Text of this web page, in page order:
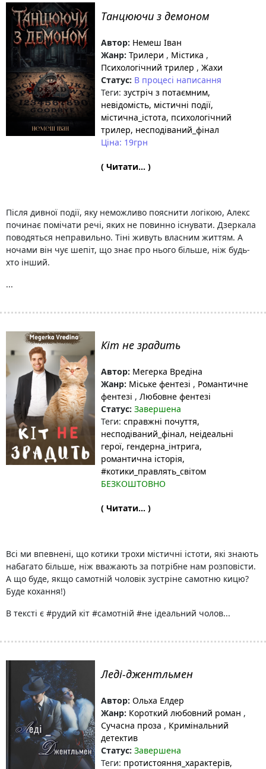
Танцюючи з демоном
Автор: Немеш Іван
Жанр: Трилери , Містика ,
Психологічний трилер , Жахи
Статус: В процесі написання
Теги: зустріч з потаємним,
невідомість, містичні події,
містична_істота, психологічний
трилер, несподіваний_фінал
Ціна: 19грн
( Читати... )
Після дивної події, яку неможливо пояснити логікою, Алекс
починає помічати речі, яких не повинно існувати. Дзеркала
поводяться неправильно. Тіні живуть власним життям. А
ночами він чує шепіт, що знає про нього більше, ніж будь-
хто інший.
...
Кіт не зрадить
Автор: Мегерка Вредіна
Жанр: Міське фентезі , Романтичне
фентезі , Любовне фентезі
Статус: Завершена
Теги: справжні почуття,
несподіваний_фінал, неідеальні
герої, гендерна_інтрига,
романтична історія,
#котики_правлять_світом
БЕЗКОШТОВНО
( Читати... )
Всі ми впевнені, що котики трохи містичні істоти, які знають
набагато більше, ніж вважають за потрібне нам розповісти.
А що буде, якщо самотній чоловік зустріне самотню кицю?
Буде кохання!)
В тексті є #рудий кіт #самотній #не ідеальний чолов...
Леді-джентльмен
Автор: Ольха Елдер
Жанр: Короткий любовний роман ,
Сучасна проза , Кримінальний
детектив
Статус: Завершена
Теги: протистояння_характерів,